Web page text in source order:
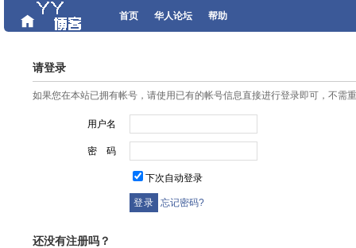
首页 华人论坛 帮助
请登录
如果您在本站已拥有帐号，请使用已有的帐号信息直接进行登录即可，不需
用户名
密 码
下次自动登录
忘记密码?
还没有注册吗？